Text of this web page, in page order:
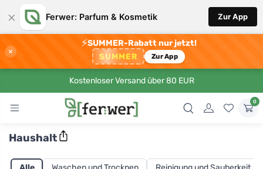
× Ferwer: Parfum & Kosmetik Zur App
×
⚡SUMMER-Rabatt nur jetzt!
SUMMER Zur App
Kostenloser Versand über 80 EUR
0
Haushalt